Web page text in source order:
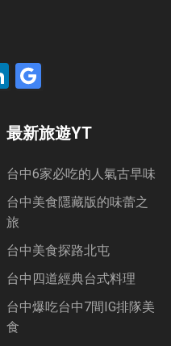
LinkedIn
最新旅遊YT
台中6家必吃的人氣古早味
台中美食隱藏版的味蕾之
旅
台中美食探路北屯
台中四道經典台式料理
台中爆吃台中7間IG排隊美
食